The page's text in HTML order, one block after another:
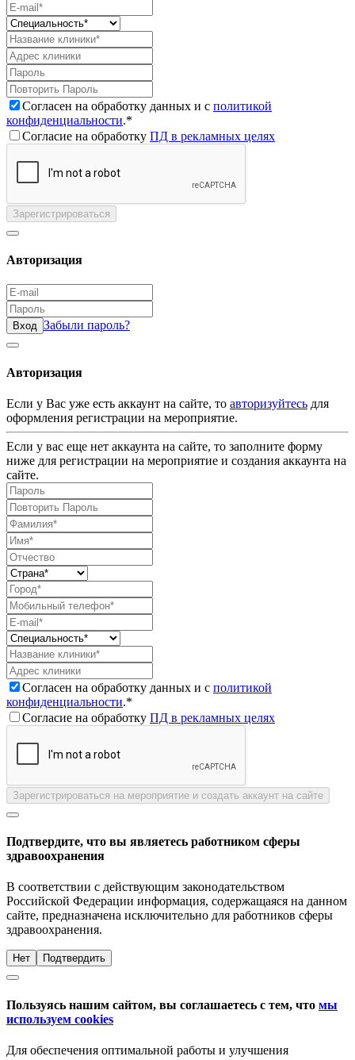
Согласен на обработку данных и с политикой
конфиденциальности.*
Согласие на обработку ПД в рекламных целях
Зарегистрироваться
Авторизация
Вход Забыли пароль?
Авторизация
Если у Вас уже есть аккаунт на сайте, то авторизуйтесь для
оформления регистрации на мероприятие.
Если у вас еще нет аккаунта на сайте, то заполните форму
ниже для регистрации на мероприятие и создания аккаунта на
сайте.
Согласен на обработку данных и с политикой
конфиденциальности.*
Согласие на обработку ПД в рекламных целях
Зарегистрироваться на мероприятие и создать аккаунт на сайте
Подтвердите, что вы являетесь работником сферы
здравоохранения
В соответствии с действующим законодательством
Российской Федерации информация, содержащаяся на данном
сайте, предназначена исключительно для работников сферы
здравоохранения.
Нет Подтвердить
Пользуясь нашим сайтом, вы соглашаетесь с тем, что мы
используем cookies
Для обеспечения оптимальной работы и улучшения